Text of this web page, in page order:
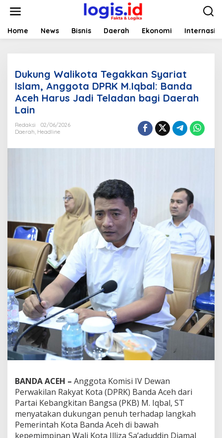
t
Home News Bisnis Daerah Ekonomi
Dukung Walikota Tegakkan Syariat
Islam, Anggota DPRK M.Iqbal: Banda
Aceh Harus Jadi Teladan bagi Daerah
Lain
Redaksi
02/06/2026
Daerah, Headline
BANDA ACEH – Anggota Komisi IV Dewan
Perwakilan Rakyat Kota (DPRK) Banda Aceh dari
Partai Kebangkitan Bangsa (PKB) M. Iqbal, ST
menyatakan dukungan penuh terhadap langkah
Pemerintah Kota Banda Aceh di bawah
kepemimpinan Wali Kota Illiza Sa’aduddin Djamal